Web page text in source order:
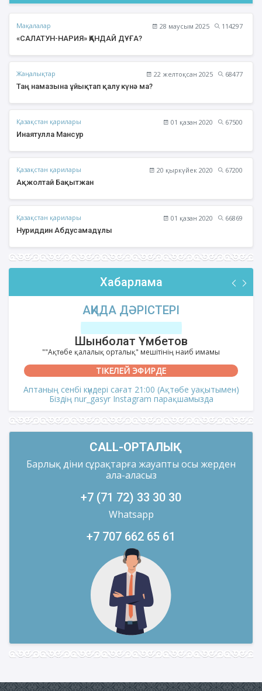
Мақалалар 28 маусым 2025
114297
«САЛАТУН-НАРИЯ» ҚАНДАЙ ДҰҒА?
Жаңалықтар 22 желтоқсан 2025
68477
Таң намазына ұйықтап қалу күнә ма?
Қазақстан қарилары 01 қазан 2020
67500
Инаятулла Мансур
Қазақстан қарилары 20 қыркүйек 2020
67200
Ақжолтай Бақытжан
Қазақстан қарилары 01 қазан 2020
66869
Нуриддин Абдусамадұлы
Хабарлама
АҚИДА ДӘРІСТЕРІ
Шынболат Үмбетов
""Ақтөбе қалалық орталық" мешітінің наиб имамы
ТІКЕЛЕЙ ЭФИРДЕ
Аптаның сенбі күндері сағат 21:00 (Ақтөбе уақытымен)
Біздің nur_gasyr Instagram парақшамызда
CALL-ОРТАЛЫҚ
Барлық діни сұрақтарға жауапты осы жерден
ала-аласыз
+7 (71 72) 33 30 30
Whatsapp
+7 707 662 65 61